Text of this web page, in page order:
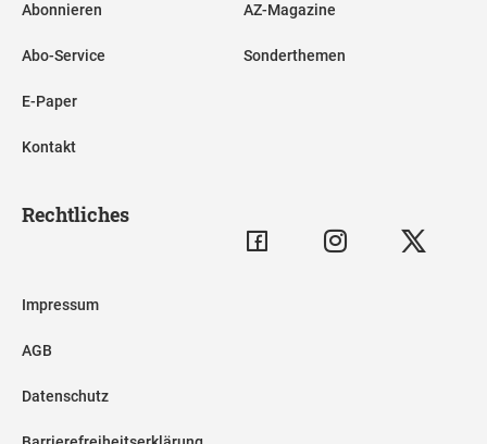
Abonnieren
Abo-Service
E-Paper
Kontakt
AZ-Magazine
Sonderthemen
Rechtliches
Impressum
AGB
Datenschutz